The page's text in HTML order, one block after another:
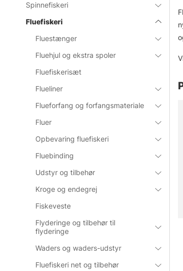
Spinnefiskeri
Fluefiskeri
Fluestænger
Fluehjul og ekstra spoler
Fluefiskerisæt
Flueliner
Flueforfang og forfangsmateriale
Fluer
Opbevaring fluefiskeri
Fluebinding
Udstyr og tilbehør
Kroge og endegrej
Fiskeveste
Flyderinge og tilbehør til
flyderinge
Waders og waders-udstyr
Fluefiskeri net og tilbehør
Söder Hookout Double Tooth
69.90 DKK